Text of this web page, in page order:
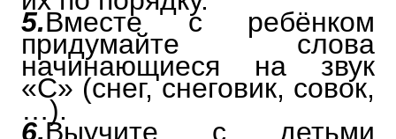
5.Вместе с ребёнком
придумайте слова
начинающиеся на звук
«С» (снег, снеговик, совок,
…).
6.Выучите с детьми